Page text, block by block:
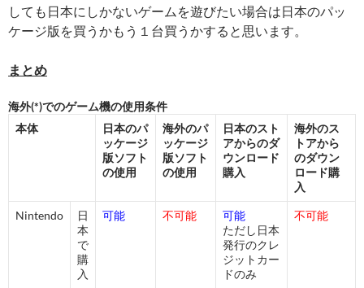
しても日本にしかないゲームを遊びたい場合は日本のパッ
ケージ版を買うかもう１台買うかすると思います。
まとめ
海外(*)でのゲーム機の使用条件
本体
日本のパ
ッケージ
版ソフト
の使用
海外のパ
ッケージ
版ソフト
の使用
日本のスト
アからのダ
ウンロード
購入
海外のス
トアから
のダウン
ロード購
入
Nintendo
日
本
で
購
入
可能 不可能
可能
ただし日本
発行のクレ
ジットカー
ドのみ
不可能